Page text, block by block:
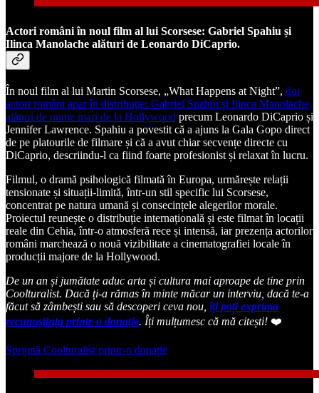
Actori români în noul film al lui Scorsese: Gabriel Spahiu și
Ilinca Manolache alături de Leonardo DiCaprio.
În noul film al lui Martin Scorsese, „What Happens at Night”, doi
actori români apar în distribuție: Gabriel Spahiu și Ilinca Manolache,
alături de nume mari de la Hollywood precum Leonardo DiCaprio și
Jennifer Lawrence. Spahiu a povestit că a ajuns la Gala Gopo direct
de pe platourile de filmare și că a avut chiar secvențe directe cu
DiCaprio, descriindu-l ca fiind foarte profesionist și relaxat în lucru.
Filmul, o dramă psihologică filmată în Europa, urmărește relații
tensionate și situații-limită, într-un stil specific lui Scorsese,
concentrat pe natura umană și consecințele alegerilor morale.
Proiectul reunește o distribuție internațională și este filmat în locații
reale din Cehia, într-o atmosferă rece și intensă, iar prezența actorilor
români marchează o nouă vizibilitate a cinematografiei locale în
producții majore de la Hollywood.
De un an și jumătate aduc arta și cultura mai aproape de tine prin
Coolturalist. Dacă ți-a rămas în minte măcar un interviu, dacă te-a
făcut să zâmbești sau să descoperi ceva nou, îți poți exprima
recunoștința printr-o donație. Îți mulțumesc că mă citești! ❤️
Sprijină Coolturalist printr-o donație